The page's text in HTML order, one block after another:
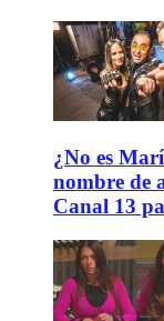
¿No es
nombre de
Canal 13